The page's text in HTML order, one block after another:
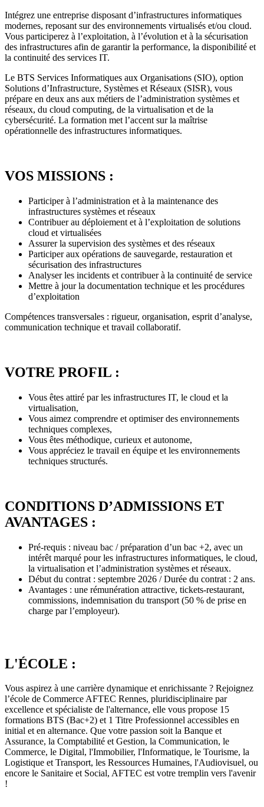
Intégrez une entreprise disposant d’infrastructures informatiques
modernes, reposant sur des environnements virtualisés et/ou cloud.
Vous participerez à l’exploitation, à l’évolution et à la sécurisation
des infrastructures afin de garantir la performance, la disponibilité et
la continuité des services IT.
Le BTS Services Informatiques aux Organisations (SIO), option
Solutions d’Infrastructure, Systèmes et Réseaux (SISR), vous
prépare en deux ans aux métiers de l’administration systèmes et
réseaux, du cloud computing, de la virtualisation et de la
cybersécurité. La formation met l’accent sur la maîtrise
opérationnelle des infrastructures informatiques.
VOS MISSIONS :
Participer à l’administration et à la maintenance des
infrastructures systèmes et réseaux
Contribuer au déploiement et à l’exploitation de solutions
cloud et virtualisées
Assurer la supervision des systèmes et des réseaux
Participer aux opérations de sauvegarde, restauration et
sécurisation des infrastructures
Analyser les incidents et contribuer à la continuité de service
Mettre à jour la documentation technique et les procédures
d’exploitation
Compétences transversales : rigueur, organisation, esprit d’analyse,
communication technique et travail collaboratif.
VOTRE PROFIL :
Vous êtes attiré par les infrastructures IT, le cloud et la
virtualisation,
Vous aimez comprendre et optimiser des environnements
techniques complexes,
Vous êtes méthodique, curieux et autonome,
Vous appréciez le travail en équipe et les environnements
techniques structurés.
CONDITIONS D’ADMISSIONS ET
AVANTAGES :
Pré-requis : niveau bac / préparation d’un bac +2, avec un
intérêt marqué pour les infrastructures informatiques, le cloud,
la virtualisation et l’administration systèmes et réseaux.
Début du contrat : septembre 2026 / Durée du contrat : 2 ans.
Avantages : une rémunération attractive, tickets-restaurant,
commissions, indemnisation du transport (50 % de prise en
charge par l’employeur).
L'ÉCOLE :
Vous aspirez à une carrière dynamique et enrichissante ? Rejoignez
l’école de Commerce AFTEC Rennes, pluridisciplinaire par
excellence et spécialiste de l'alternance, elle vous propose 15
formations BTS (Bac+2) et 1 Titre Professionnel accessibles en
initial et en alternance. Que votre passion soit la Banque et
Assurance, la Comptabilité et Gestion, la Communication, le
Commerce, le Digital, l'Immobilier, l'Informatique, le Tourisme, la
Logistique et Transport, les Ressources Humaines, l'Audiovisuel, ou
encore le Sanitaire et Social, AFTEC est votre tremplin vers l'avenir
!